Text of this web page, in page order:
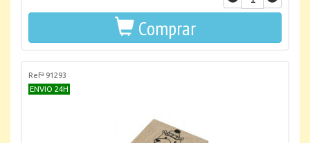
Comprar
Refª 91293
ENVIO 24H